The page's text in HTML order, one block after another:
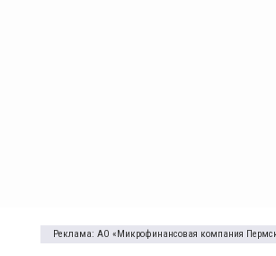
Реклама: АО «Микрофинансовая компания